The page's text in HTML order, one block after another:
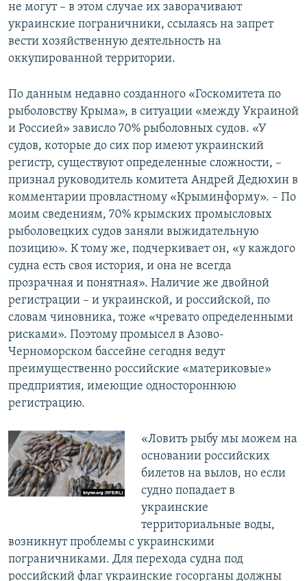
не могут – в этом случае их заворачивают
украинские пограничники, ссылаясь на запрет
вести хозяйственную деятельность на
оккупированной территории.
По данным недавно созданного «Госкомитета по
рыболовству Крыма», в ситуации «между Украиной
и Россией» зависло 70% рыболовных судов. «У
судов, которые до сих пор имеют украинский
регистр, существуют определенные сложности, –
признал руководитель комитета Андрей Дедюхин в
комментарии провластному «Крыминформу». – По
моим сведениям, 70% крымских промысловых
рыболовецких судов заняли выжидательную
позицию». К тому же, подчеркивает он, «у каждого
судна есть своя история, и она не всегда
прозрачная и понятная». Наличие же двойной
регистрации – и украинской, и российской, по
словам чиновника, тоже «чревато определенными
рисками». Поэтому промысел в Азово-
Черноморском бассейне сегодня ведут
преимущественно российские «материковые»
предприятия, имеющие одностороннюю
регистрацию.
«Ловить рыбу мы можем на
основании российских
билетов на вылов, но если
судно попадает в
украинские
территориальные воды,
возникнут проблемы с украинскими
пограничниками. Для перехода судна под
российский флаг украинские госорганы должны